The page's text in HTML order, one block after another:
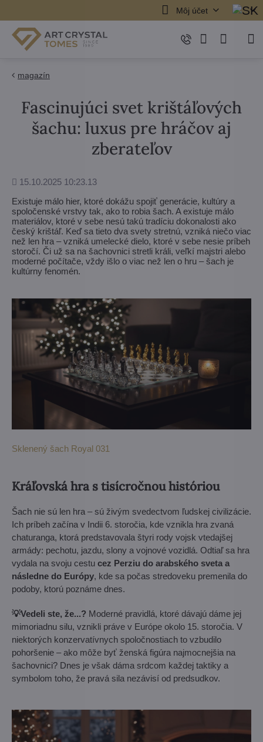
Môj účet
magazín
Fascinujúci svet krištáľových
šachu: luxus pre hráčov aj
zberateľov
Pridané
15.10.2025 10:23.13
Existuje málo hier, ktoré dokážu spojiť generácie, kultúry a
spoločenské vrstvy tak, ako to robia šach. A existuje málo
materiálov, ktoré v sebe nesú takú tradíciu dokonalosti ako
český krištáľ. Keď sa tieto dva svety stretnú, vzniká niečo viac
než len hra – vzniká umelecké dielo, ktoré v sebe nesie príbeh
storočí. Či už sa na šachovnici stretli králi, veľkí majstri alebo
moderné počítače, vždy išlo o viac než len o hru – šach je
kultúrny fenomén.
Sklenený šach Royal 031
Kráľovská hra s tisícročnou históriou
Šach nie sú len hra – sú živým svedectvom ľudskej civilizácie.
Ich príbeh začína v Indii 6. storočia, kde vznikla hra zvaná
chaturanga, ktorá predstavovala štyri rody vojsk vtedajšej
armády: pechotu, jazdu, slony a vojnové vozidlá. Odtiaľ sa hra
vydala na svoju cestu cez Perziu do arabského sveta a
následne do Európy, kde sa počas stredoveku premenila do
podoby, ktorú poznáme dnes.
💡Vedeli ste, že...? Moderné pravidlá, ktoré dávajú dáme jej
mimoriadnu silu, vznikli práve v Európe okolo 15. storočia. V
niektorých konzervatívnych spoločnostiach to vzbudilo
pohoršenie – ako môže byť ženská figúra najmocnejšia na
šachovnici? Dnes je však dáma srdcom každej taktiky a
symbolom toho, že pravá sila nezávisí od predsudkov.